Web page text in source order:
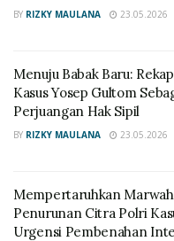
BY RIZKY MAULANA 23.05.2026
Menuju Babak Baru:
Kasus Yosep Gultom
Perjuangan Hak Sipil
BY RIZKY MAULANA 23.05.2026
Mempertaruhkan
Penurunan Citra Polri
Urgensi Pembenahan